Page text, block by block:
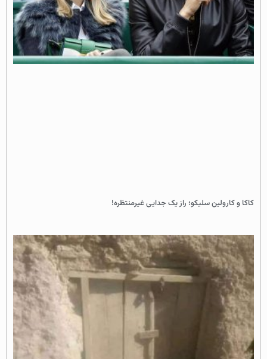
کاکا و کارولین سلیکو؛ راز یک جدایی غیرمنتظره!